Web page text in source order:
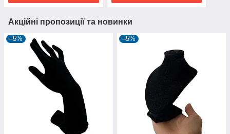
Акційні пропозиції та новинки
–5% –5%